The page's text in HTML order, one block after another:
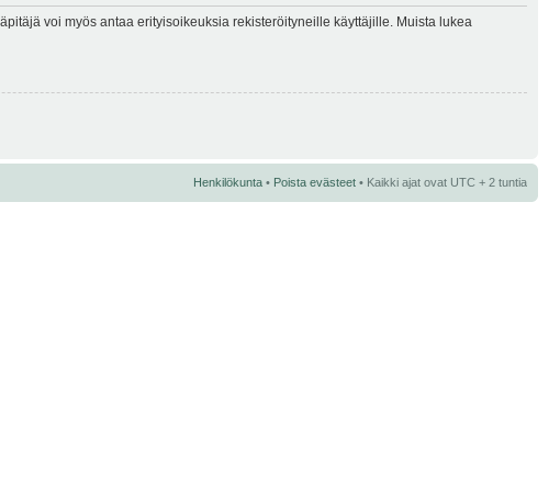
voi myös antaa erityisoikeuksia rekisteröityneille käyttäjille. Muista lukea
Henkilökunta • Poista evästeet • Kaikki ajat ovat UTC + 2 tuntia